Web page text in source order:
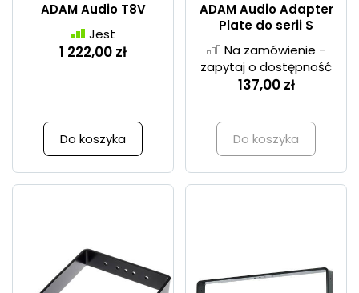
ADAM Audio T8V
Jest
1 222,00 zł
Do koszyka
ADAM Audio Adapter
Plate do serii S
Na zamówienie -
zapytaj o dostępność
137,00 zł
Do koszyka